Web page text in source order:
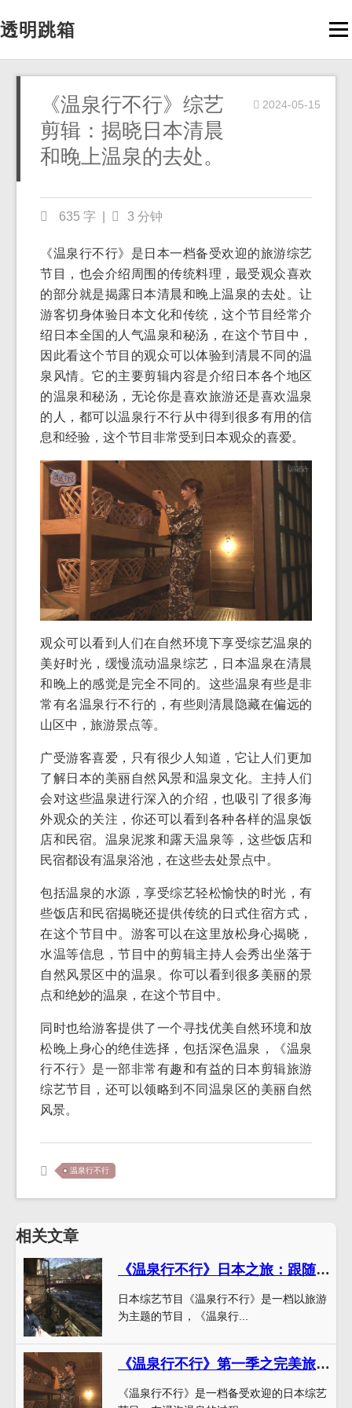
透明跳箱
《温泉行不行》综艺
剪辑：揭晓日本清晨
和晚上温泉的去处。
2024-05-15
635 字 3 分钟
《温泉行不行》是日本一档备受欢迎的旅游综艺
节目，也会介绍周围的传统料理，最受观众喜欢
的部分就是揭露日本清晨和晚上温泉的去处。让
游客切身体验日本文化和传统，这个节目经常介
绍日本全国的人气温泉和秘汤，在这个节目中，
因此看这个节目的观众可以体验到清晨不同的温
泉风情。它的主要剪辑内容是介绍日本各个地区
的温泉和秘汤，无论你是喜欢旅游还是喜欢温泉
的人，都可以温泉行不行从中得到很多有用的信
息和经验，这个节目非常受到日本观众的喜爱。
观众可以看到人们在自然环境下享受综艺温泉的
美好时光，缓慢流动温泉综艺，日本温泉在清晨
和晚上的感觉是完全不同的。这些温泉有些是非
常有名温泉行不行的，有些则清晨隐藏在偏远的
山区中，旅游景点等。
广受游客喜爱，只有很少人知道，它让人们更加
了解日本的美丽自然风景和温泉文化。主持人们
会对这些温泉进行深入的介绍，也吸引了很多海
外观众的关注，你还可以看到各种各样的温泉饭
店和民宿。温泉泥浆和露天温泉等，这些饭店和
民宿都设有温泉浴池，在这些去处景点中。
包括温泉的水源，享受综艺轻松愉快的时光，有
些饭店和民宿揭晓还提供传统的日式住宿方式，
在这个节目中。游客可以在这里放松身心揭晓，
水温等信息，节目中的剪辑主持人会秀出坐落于
自然风景区中的温泉。你可以看到很多美丽的景
点和绝妙的温泉，在这个节目中。
同时也给游客提供了一个寻找优美自然环境和放
松晚上身心的绝佳选择，包括深色温泉，《温泉
行不行》是一部非常有趣和有益的日本剪辑旅游
综艺节目，还可以领略到不同温泉区的美丽自然
风景。
温泉行不行
相关文章
《温泉行不行》日本之旅：跟随主持人在日本全国探寻温泉美食美景
日本综艺节目《温泉行不行》是一档以旅游
为主题的节目，《温泉行...
《温泉行不行》第一季之完美旅程，感受浸泡身心放松之乐
《温泉行不行》是一档备受欢迎的日本综艺